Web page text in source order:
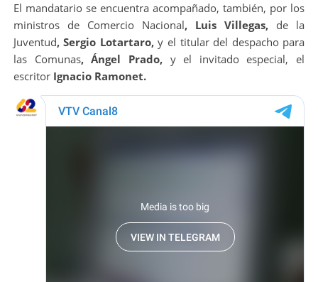
El mandatario se encuentra acompañado, también, por los
ministros de Comercio Nacional, Luis Villegas, de la
Juventud, Sergio Lotartaro,y el titular del despacho para
las Comunas, Ángel Prado,y el invitado especial, el
escritor Ignacio Ramonet.